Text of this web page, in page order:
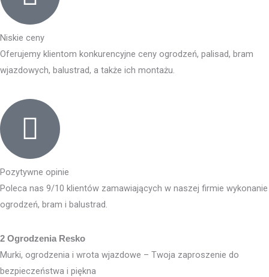
Niskie ceny
Oferujemy klientom konkurencyjne ceny ogrodzeń, palisad, bram
wjazdowych, balustrad, a także ich montażu.
Pozytywne opinie
Poleca nas 9/10 klientów zamawiających w naszej firmie wykonanie
ogrodzeń, bram i balustrad.
2 Ogrodzenia Resko
Murki, ogrodzenia i wrota wjazdowe – Twoja zaproszenie do
bezpieczeństwa i piękna